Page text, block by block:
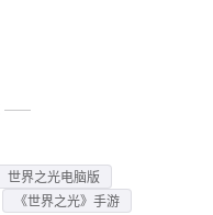
世界之光电脑版
《世界之光》手游